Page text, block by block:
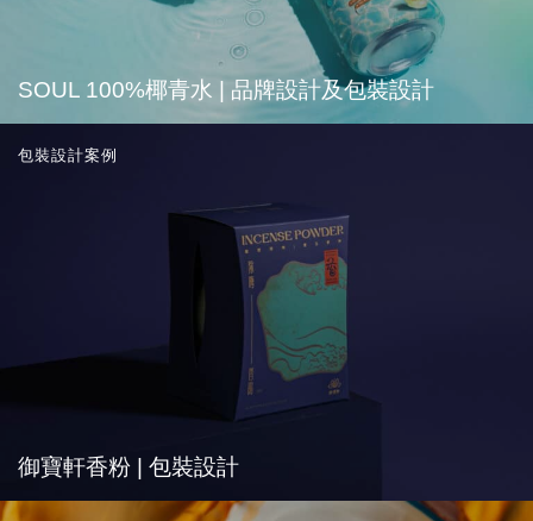
SOUL 100%椰青水 | 品牌設計及包裝設計
御寶軒香粉 | 包裝設計
包裝設計案例